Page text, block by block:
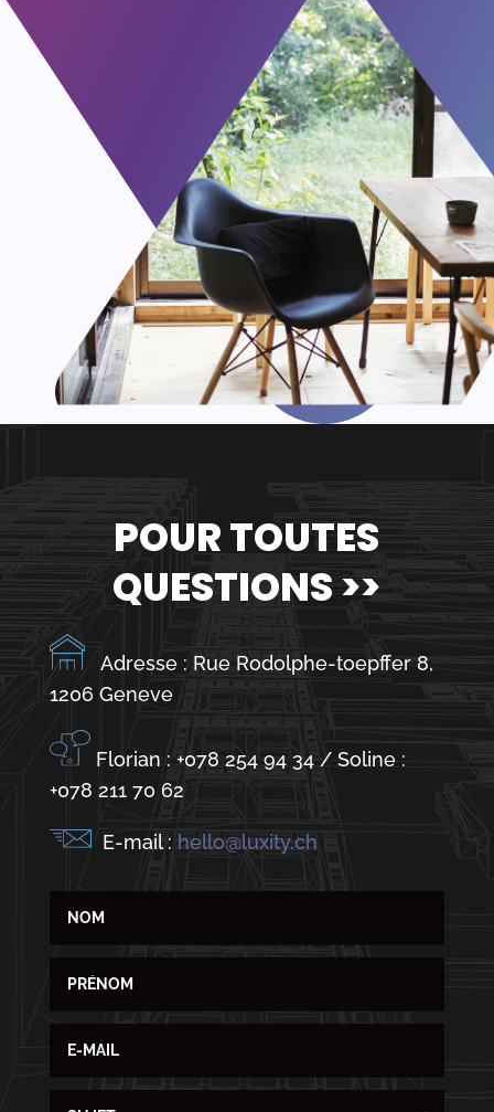
POUR TOUTES
QUESTIONS >>
Adresse : Rue Rodolphe-toepffer 8,
1206 Geneve
Florian : +078 254 94 34 / Soline :
+078 211 70 62
E-mail : hello@luxity.ch